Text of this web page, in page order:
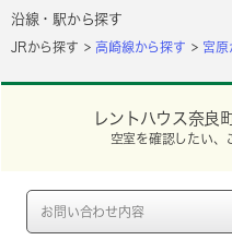
沿線・駅から探す
JRから探す 高崎線から探す 宮原
レントハウス奈良
空室を確認したい、